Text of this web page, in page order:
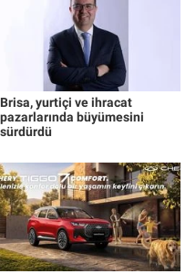
Brisa, yurtiçi ve ihracat
pazarlarında büyümesini
sürdürdü